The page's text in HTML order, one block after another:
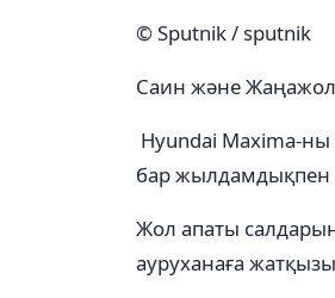
© Sputnik / sputnik
Саин және
Hyundai Maxima-ны
бар жылдамдықпен
Жол апаты
ауруханаға